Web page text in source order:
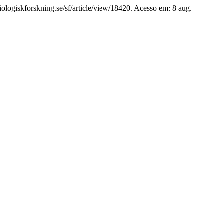
sf/article/view/18420. Acesso em: 8 aug.